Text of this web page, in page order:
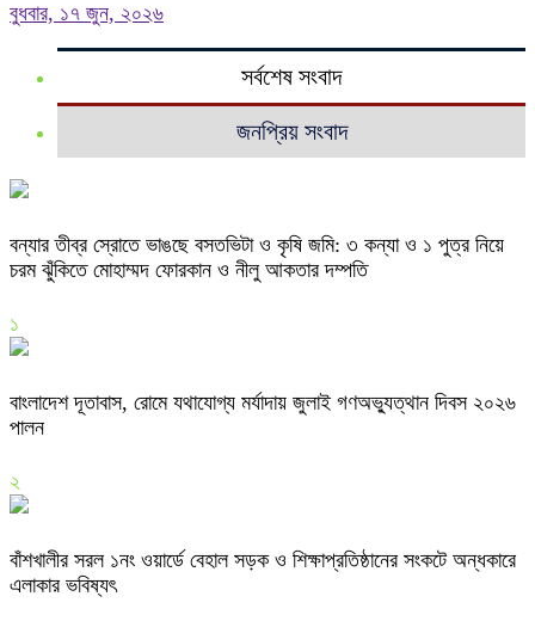
বুধবার, ১৭ জুন, ২০২৬
সর্বশেষ সংবাদ
জনপ্রিয় সংবাদ
বন্যার তীব্র স্রোতে ভাঙছে বসতভিটা ও কৃষি জমি: ৩ কন্যা ও ১ পুত্র নিয়ে
চরম ঝুঁকিতে মোহাম্মদ ফোরকান ও নীলু আকতার দম্পতি
১
বাংলাদেশ দূতাবাস, রোমে যথাযোগ্য মর্যাদায় জুলাই গণঅভ্যুত্থান দিবস ২০২৬
পালন
২
বাঁশখালীর সরল ১নং ওয়ার্ডে বেহাল সড়ক ও শিক্ষাপ্রতিষ্ঠানের সংকটে অন্ধকারে
এলাকার ভবিষ্যৎ